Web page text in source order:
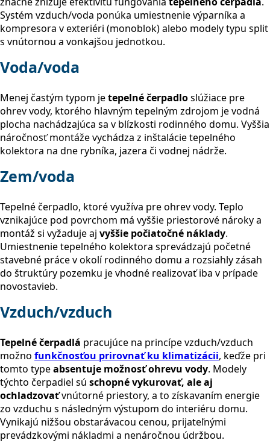
Systém vzduch/voda ponúka umiestnenie výparníka a
kompresora v exteriéri (monoblok) alebo modely typu split
s vnútornou a vonkajšou jednotkou.
Voda/voda
Menej častým typom jetepelné čerpadloslúžiace pre
ohrev vody, ktorého hlavným tepelným zdrojom je vodná
plocha nachádzajúca sa v blízkosti rodinného domu. Vyššia
náročnosť montáže vychádza z inštalácie tepelného
kolektora na dne rybníka, jazera či vodnej nádrže.
Zem/voda
Tepelné čerpadlo, ktoré využíva pre ohrev vody. Teplo
vznikajúce pod povrchom má vyššie priestorové nároky a
montáž si vyžaduje aj vyššie počiatočné náklady.
Umiestnenie tepelného kolektora sprevádzajú početné
stavebné práce v okolí rodinného domu a rozsiahly zásah
do štruktúry pozemku je vhodné realizovať iba v prípade
novostavieb.
Vzduch/vzduch
Tepelné čerpadlá pracujúce na princípe vzduch/vzduch
možno funkčnosťou prirovnať ku klimatizácii, keďže pri
tomto typeabsentuje možnosť ohrevu vody. Modely
týchto čerpadiel sú schopné vykurovať, ale aj
ochladzovaťvnútorné priestory, a to získavaním energie
zo vzduchu s následným výstupom do interiéru domu.
Vynikajú nižšou obstarávacou cenou, prijateľnými
prevádzkovými nákladmi a nenáročnou údržbou.